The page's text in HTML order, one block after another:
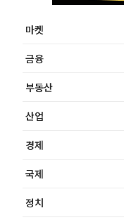
마켓
금융
부동산
산업
경제
국제
정치